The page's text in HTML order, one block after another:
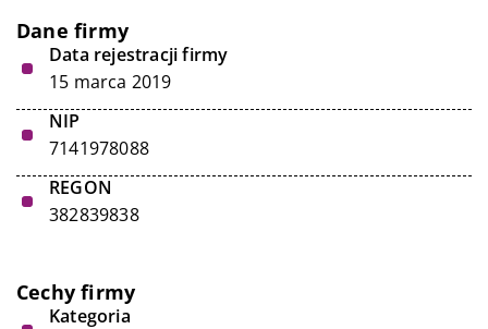
Dane firmy
Data rejestracji firmy
15 marca 2019
NIP
7141978088
REGON
382839838
Cechy firmy
Kategoria